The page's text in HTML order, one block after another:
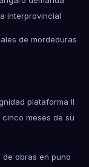
interprovincial
de mordeduras
plataforma II
meses de su
obras en puno